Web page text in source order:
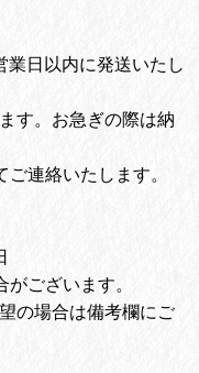
日以内に発送いたし
す。お急ぎの際は納
連絡いたします。
ございます。
の場合は備考欄にご